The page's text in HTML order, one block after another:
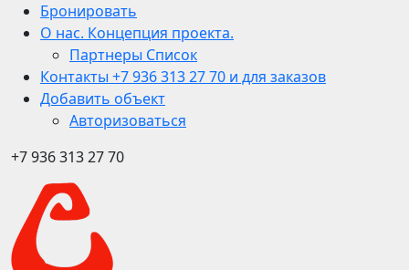
Бронировать
О нас. Концепция проекта.
Партнеры Список
Контакты +7 936 313 27 70 и для заказов
Добавить объект
Авторизоваться
+7 936 313 27 70